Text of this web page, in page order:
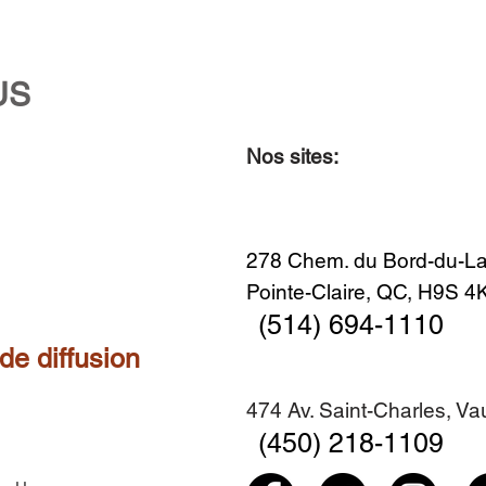
Aperçu rapide
Premier Hiver
Aperçu rapide
Centre-ville no. 18
Aperçu rapide
Sans titre
Aperçu rapide
Diner en famille no. 2
Nos sites:
278 Chem. du Bord-du-
Pointe-Claire, QC, H9S
diffusion
(514) 694-1110
474 Av. Saint-Charles,
(450) 218-1109